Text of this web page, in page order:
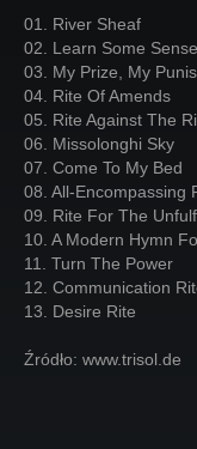
01. River Sheaf
02. Learn Some
03. My Prize, My
04. Rite Of Amends
05. Rite Against The
06. Missolonghi Sky
07. Come To My Bed
08. All-Encompassing
09. Rite For The
10. A Modern Hymn
11. Turn The Power
12. Communication
13. Desire Rite
Źródło: www.trisol.de